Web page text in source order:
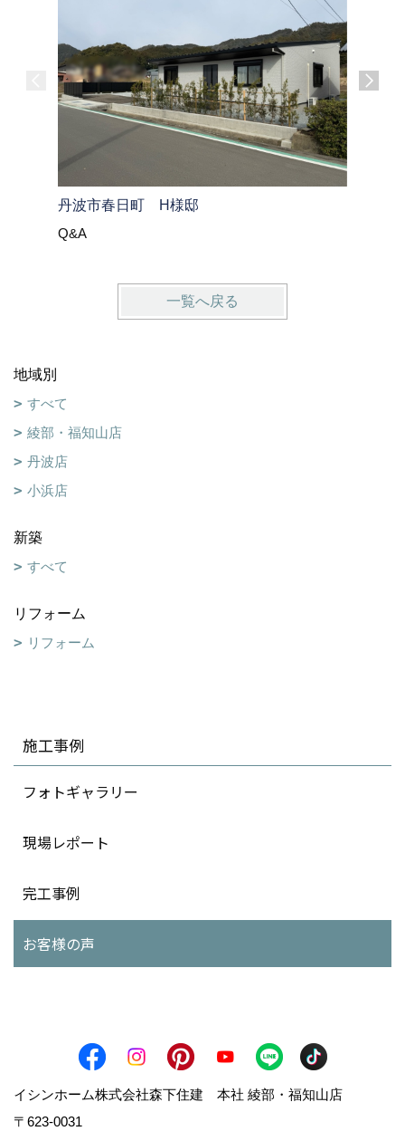
丹波市春日町 H様邸
Q&A
一覧へ戻る
地域別
すべて
綾部・福知山店
丹波店
小浜店
新築
すべて
リフォーム
リフォーム
施工事例
フォトギャラリー
現場レポート
完工事例
お客様の声
イシンホーム株式会社森下住建 本社 綾部・福知山店
〒623-0031